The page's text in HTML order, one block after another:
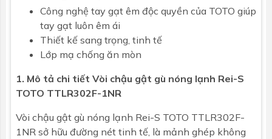
Công nghệ tay gạt êm độc quyền của TOTO giúp
tay gạt luôn êm ái
Thiết kế sang trọng, tinh tế
Lớp mạ chống ăn mòn
1. Mô tả chi tiết Vòi chậu gật gù nóng lạnh Rei-S
TOTO TTLR302F-1NR
Vòi chậu gật gù nóng lạnh Rei-S TOTO TTLR302F-
1NR sở hữu đường nét tinh tế, là mảnh ghép không